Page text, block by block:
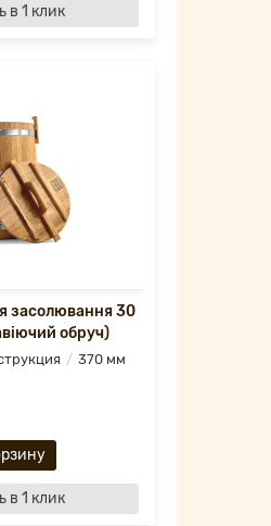
в 1 клик
засолювання 30
обруч)
370 мм
в 1 клик